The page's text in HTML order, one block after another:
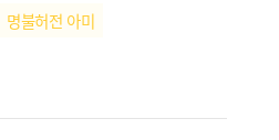
명불허전 아미